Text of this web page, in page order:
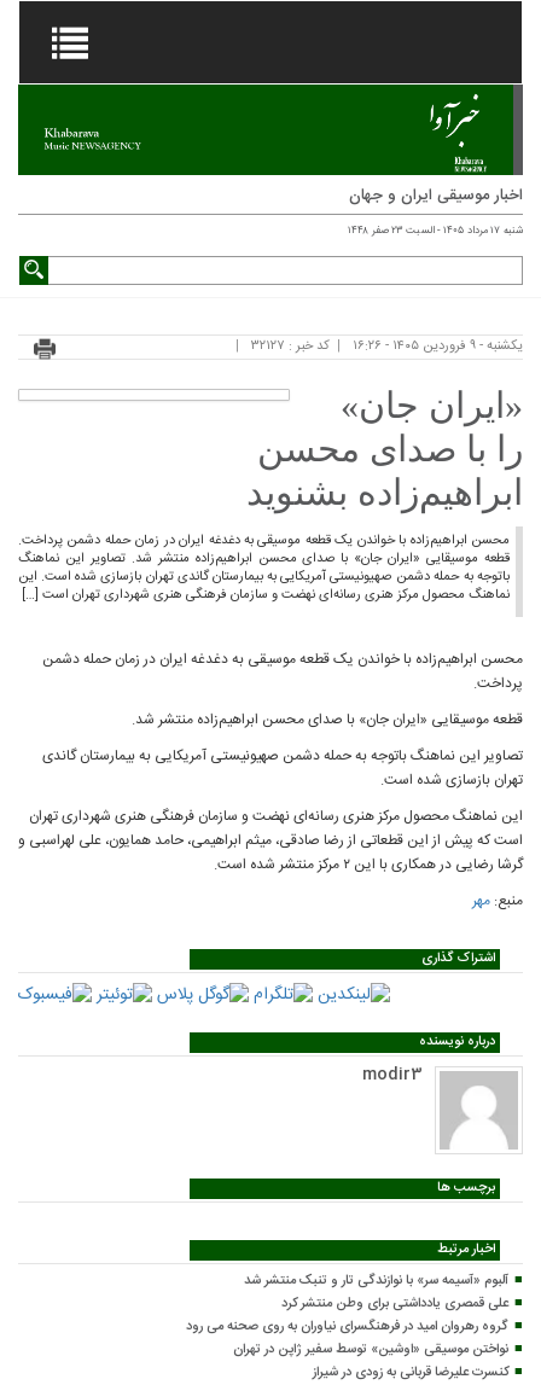
اخبار موسیقی ایران و جهان
شنبه ۱۷ مرداد ۱۴۰۵ - السبت ۲۳ صفر ۱۴۴۸
یکشنبه - ۹ فروردین ۱۴۰۵ - ۱۶:۲۶ کد خبر : ۳۲۱۲۷
«ایران جان»
را با صدای محسن
ابراهیم‌زاده بشنوید
محسن ابراهیم‌زاده با خواندن یک قطعه موسیقی به دغدغه ایران در زمان حمله دشمن پرداخت.
قطعه موسیقایی «ایران جان» با صدای محسن ابراهیم‌زاده منتشر شد. تصاویر این نماهنگ
باتوجه به حمله دشمن صهیونیستی آمریکایی به بیمارستان گاندی تهران بازسازی شده است. این
نماهنگ محصول مرکز هنری رسانه‌ای نهضت و سازمان فرهنگی هنری شهرداری تهران است […]
محسن ابراهیم‌زاده با خواندن یک قطعه موسیقی به دغدغه ایران در زمان حمله دشمن
پرداخت.
قطعه موسیقایی «ایران جان» با صدای محسن ابراهیم‌زاده منتشر شد.
تصاویر این نماهنگ باتوجه به حمله دشمن صهیونیستی آمریکایی به بیمارستان گاندی
تهران بازسازی شده است.
این نماهنگ محصول مرکز هنری رسانه‌ای نهضت و سازمان فرهنگی هنری شهرداری تهران
است که پیش از این قطعاتی از رضا صادقی، میثم ابراهیمی، حامد همایون، علی لهراسبی و
گرشا رضایی در همکاری با این ۲ مرکز منتشر شده است.
منبع: مهر
اشتراک گذاری
درباره نویسنده
modir3
برچسب ها
اخبار مرتبط
آلبوم «آسیمه سر» با نوازندگی تار و تنبک منتشر شد
علی قمصری یادداشتی برای وطن منتشر کرد
گروه رهروان امید در فرهنگسرای نیاوران به روی صحنه می رود
نواختن موسیقی «اوشین» توسط سفیر ژاپن در تهران
کنسرت علیرضا قربانی به زودی در شیراز